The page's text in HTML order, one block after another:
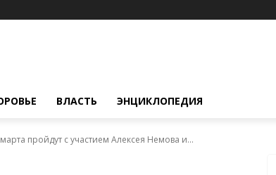
ВЛАСТЬ ЭНЦИКЛОПЕДИЯ
пройдут с участием Алексея Немова и...